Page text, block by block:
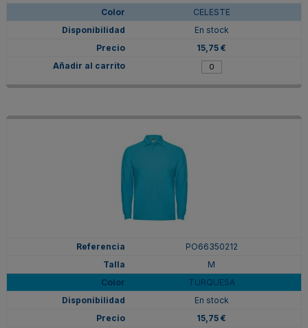
CELESTE
En stock
15,75 €
PO66350212
M
TURQUESA
En stock
15,75 €